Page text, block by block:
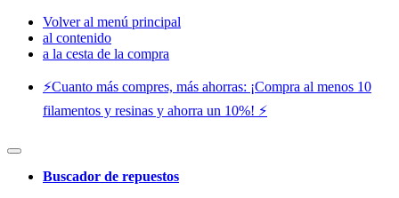
Volver al menú principal
al contenido
a la cesta de la compra
⚡️Cuanto más compres, más ahorras: ¡Compra al menos 10
filamentos y resinas y ahorra un 10%! ⚡️
Buscador de repuestos